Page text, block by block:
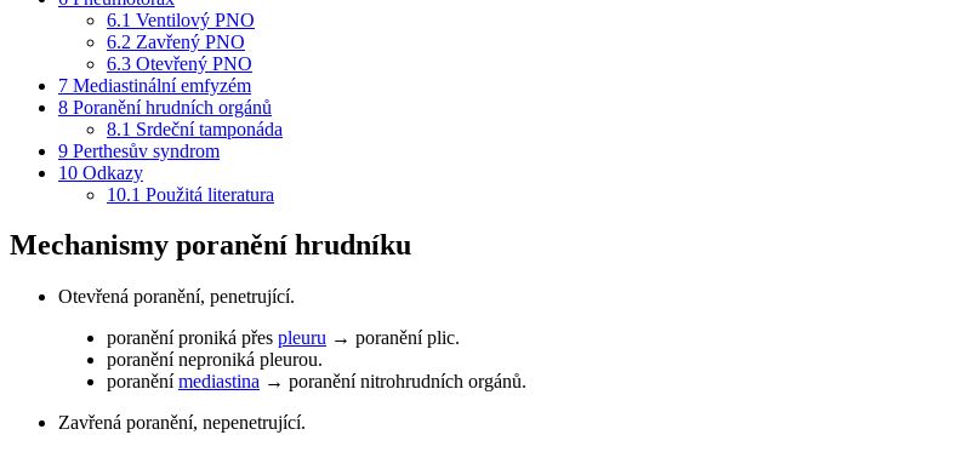
6.1 Ventilový PNO
6.2 Zavřený PNO
6.3 Otevřený PNO
7 Mediastinální emfyzém
8 Poranění hrudních orgánů
8.1 Srdeční tamponáda
9 Perthesův syndrom
10 Odkazy
10.1 Použitá literatura
Mechanismy poranění hrudníku
Otevřená poranění, penetrující.
poranění proniká přes pleuru → poranění plic.
poranění neproniká pleurou.
poraněnímediastina → poranění nitrohrudních orgánů.
Zavřená poranění, nepenetrující.